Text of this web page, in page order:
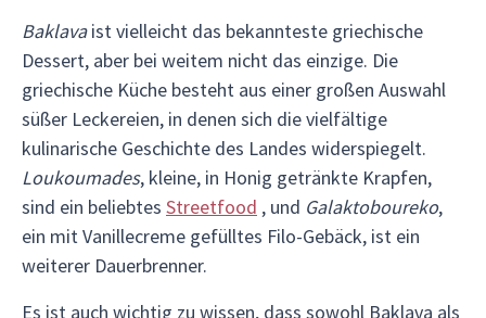
Baklavaist vielleicht das bekannteste griechische
Dessert, aber bei weitem nicht das einzige. Die
griechische Küche besteht aus einer großen Auswahl
süßer Leckereien, in denen sich die vielfältige
kulinarische Geschichte des Landes widerspiegelt.
Loukoumades, kleine, in Honig getränkte Krapfen,
sind ein beliebtes Streetfood , und Galaktoboureko,
ein mit Vanillecreme gefülltes Filo-Gebäck, ist ein
weiterer Dauerbrenner.
Es ist auch wichtig zu wissen, dass sowohl Baklava als